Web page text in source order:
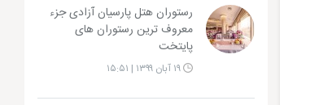
رستوران هتل پارسیان آزادی جزء
معروف ترین رستوران های
پایتخت
۱۹ آبان ۱۳۹۹ | ۱۵:۵۱